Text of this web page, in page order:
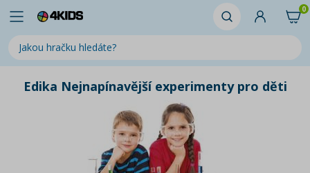
0
Edika Nejnapínavější experimenty pro děti